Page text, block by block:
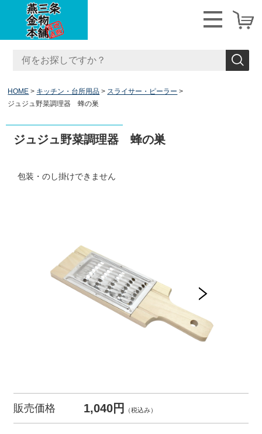
HOME キッチン・台所用品
スライサー・ピーラー
ジュジュ野菜調理器 蜂の巣
ジュジュ野菜調理器 蜂の巣
包装・のし掛けできません
販売価格 1,040円 （税込み）